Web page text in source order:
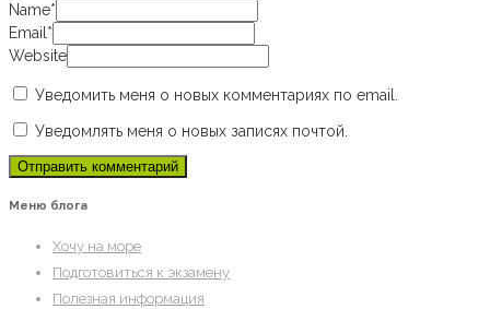
Name*
Email *
Website
Уведомить меня о новых комментариях по email.
Уведомлять меня о новых записях почтой.
Меню блога
Хочу на море
Подготовиться к экзамену
Полезная информация